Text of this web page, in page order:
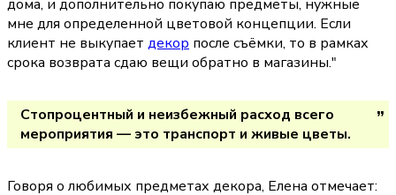
дома, и дополнительно покупаю предметы, нужные
мне для определенной цветовой концепции. Если
клиент не выкупает декор после съёмки, то в рамках
срока возврата сдаю вещи обратно в магазины."
Стопроцентный и неизбежный расход всего
мероприятия — это транспорт и живые цветы.